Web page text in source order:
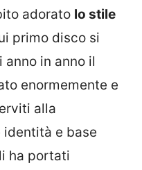
adorato lo stile
primo disco si
anno in anno il
enormemente e
alla
e base
ha portati